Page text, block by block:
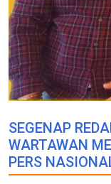
SEGENAP
WARTAWAN
PERS